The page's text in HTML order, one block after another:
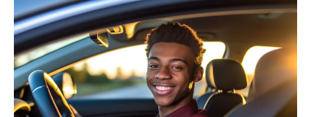
Aides
pour
financer
le
permis
de